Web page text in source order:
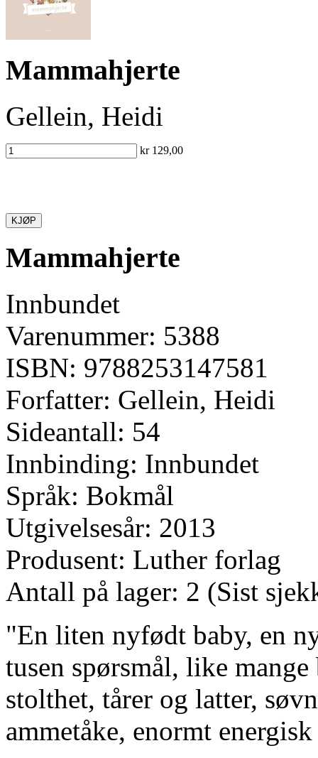
Mammahjerte
Gellein, Heidi
kr 129,00
KJØP
Mammahjerte
Innbundet
Varenummer: 5388
ISBN: 9788253147581
Forfatter: Gellein, Heidi
Sideantall: 54
Innbinding: Innbundet
Språk: Bokmål
Utgivelsesår: 2013
Produsent: Luther forlag
Antall på lager: 2 (Sist
"En liten nyfødt baby, en
tusen spørsmål, like
stolthet, tårer og latter,
ammetåke, enormt